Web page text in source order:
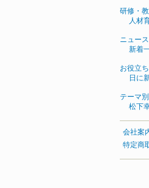
研修・
人材
ニュース
新着
お役立ち
日に
テーマ別
松下
会社案
特定商